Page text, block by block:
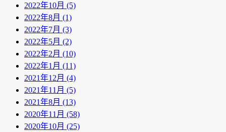
2022年10月 (5)
2022年8月 (1)
2022年7月 (3)
2022年5月 (2)
2022年2月 (10)
2022年1月 (11)
2021年12月 (4)
2021年11月 (5)
2021年8月 (13)
2020年11月 (58)
2020年10月 (25)